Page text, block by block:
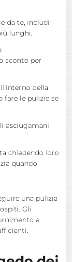
da te, includi
lunghi.
sconto per
della
fare le pulizie se
asciugamani
chiedendo loro
quando
una pulizia
Gli
a